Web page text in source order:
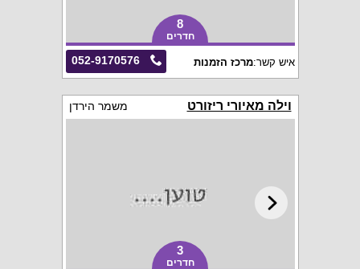
8
חדרים
052-9170576 איש קשר:מרכז הזמנות
וילה מאיורי ריזורט משמר הירדן
3
חדרים